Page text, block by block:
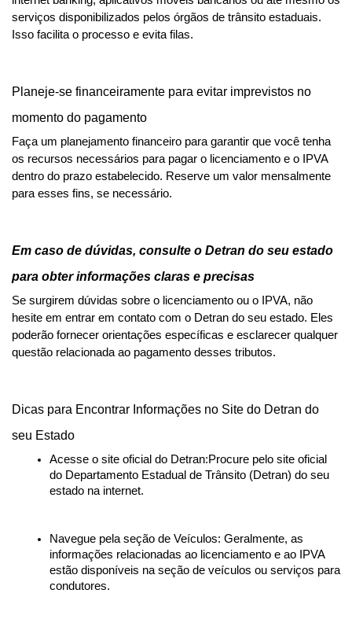
serviços disponibilizados pelos órgãos de trânsito estaduais.
Isso facilita o processo e evita filas.
Planeje-se financeiramente para evitar imprevistos no
momento do pagamento
Faça um planejamento financeiro para garantir que você tenha
os recursos necessários para pagar o licenciamento e o IPVA
dentro do prazo estabelecido. Reserve um valor mensalmente
para esses fins, se necessário.
Em caso de dúvidas, consulte o Detran do seu estado
para obter informações claras e precisas
Se surgirem dúvidas sobre o licenciamento ou o IPVA, não
hesite em entrar em contato com o Detran do seu estado. Eles
poderão fornecer orientações específicas e esclarecer qualquer
questão relacionada ao pagamento desses tributos.
Dicas para Encontrar Informações no Site do Detran do
seu Estado
Acesse o site oficial do Detran:Procure pelo site oficial
do Departamento Estadual de Trânsito (Detran) do seu
estado na internet.
Navegue pela seção de Veículos: Geralmente, as
informações relacionadas ao licenciamento e ao IPVA
estão disponíveis na seção de veículos ou serviços para
condutores.